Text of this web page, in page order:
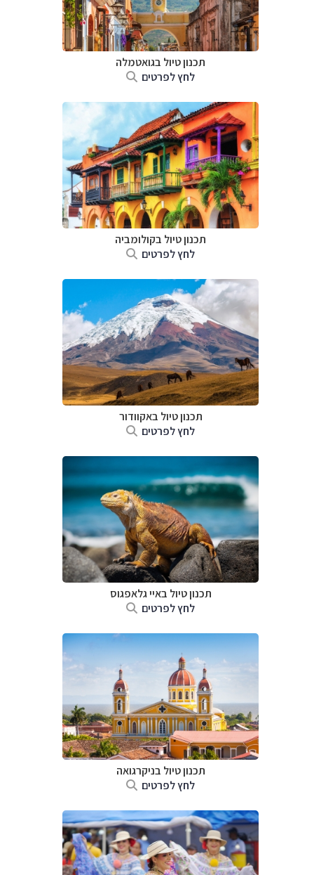
תכנון טיול בגואטמלה
לחץ לפרטים
תכנון טיול בקולומביה
לחץ לפרטים
תכנון טיול באקוודור
לחץ לפרטים
תכנון טיול באיי גלאפגוס
לחץ לפרטים
תכנון טיול בניקרגואה
לחץ לפרטים